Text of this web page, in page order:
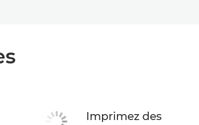
Imprimez des